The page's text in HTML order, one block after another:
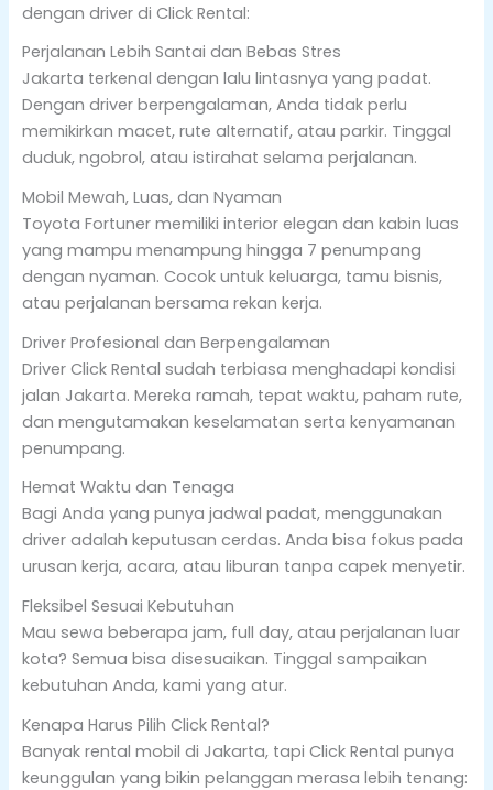
dengan driver di Click Rental:
Perjalanan Lebih Santai dan Bebas Stres
Jakarta terkenal dengan lalu lintasnya yang padat.
Dengan driver berpengalaman, Anda tidak perlu
memikirkan macet, rute alternatif, atau parkir. Tinggal
duduk, ngobrol, atau istirahat selama perjalanan.
Mobil Mewah, Luas, dan Nyaman
Toyota Fortuner memiliki interior elegan dan kabin luas
yang mampu menampung hingga 7 penumpang
dengan nyaman. Cocok untuk keluarga, tamu bisnis,
atau perjalanan bersama rekan kerja.
Driver Profesional dan Berpengalaman
Driver Click Rental sudah terbiasa menghadapi kondisi
jalan Jakarta. Mereka ramah, tepat waktu, paham rute,
dan mengutamakan keselamatan serta kenyamanan
penumpang.
Hemat Waktu dan Tenaga
Bagi Anda yang punya jadwal padat, menggunakan
driver adalah keputusan cerdas. Anda bisa fokus pada
urusan kerja, acara, atau liburan tanpa capek menyetir.
Fleksibel Sesuai Kebutuhan
Mau sewa beberapa jam, full day, atau perjalanan luar
kota? Semua bisa disesuaikan. Tinggal sampaikan
kebutuhan Anda, kami yang atur.
Kenapa Harus Pilih Click Rental?
Banyak rental mobil di Jakarta, tapi Click Rental punya
keunggulan yang bikin pelanggan merasa lebih tenang: